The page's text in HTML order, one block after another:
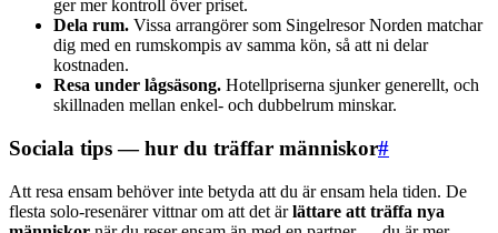
ger mer kontroll över priset.
Dela rum. Vissa arrangörer som Singelresor Norden matchar
dig med en rumskompis av samma kön, så att ni delar
kostnaden.
Resa under lågsäsong. Hotellpriserna sjunker generellt, och
skillnaden mellan enkel- och dubbelrum minskar.
Sociala tips — hur du träffar människor#
Att resa ensam behöver inte betyda att du är ensam hela tiden. De
flesta solo-resenärer vittnar om att det ärlättare att träffa nya